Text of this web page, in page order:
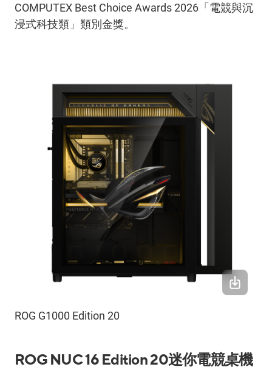
COMPUTEX Best Choice Awards 2026 「電競與沉
浸式科技類」類別金獎。
ROG G1000 Edition 20
ROG NUC 16 Edition 20迷你電競桌機